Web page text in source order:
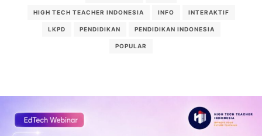
HIGH TECH TEACHER INDONESIA INFO INTERAKTIF
LKPD PENDIDIKAN PENDIDIKAN INDONESIA
POPULAR